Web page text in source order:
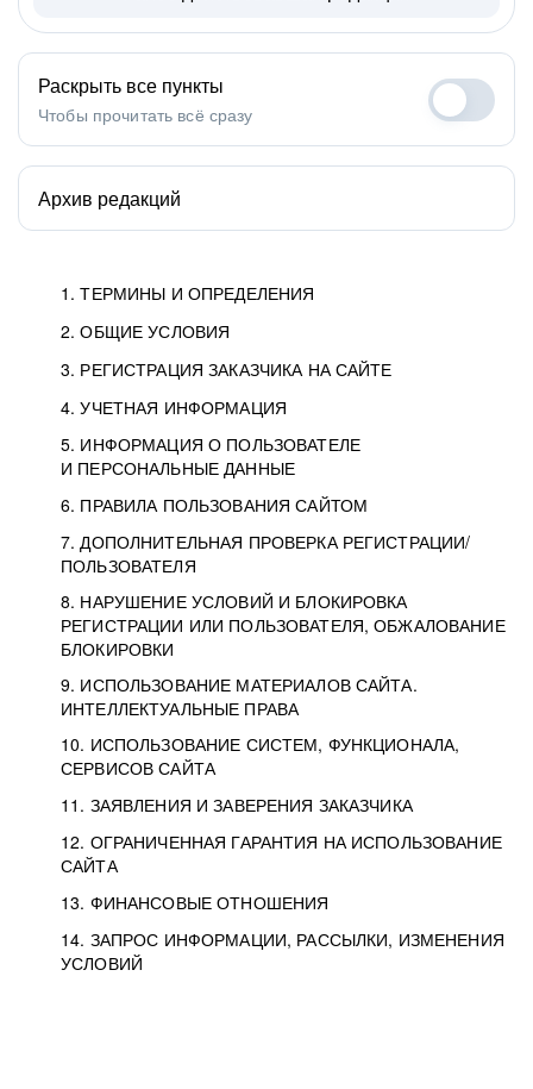
1. ТЕРМИНЫ И ОПРЕДЕЛЕНИЯ
2. ОБЩИЕ УСЛОВИЯ
3. РЕГИСТРАЦИЯ ЗАКАЗЧИКА НА САЙТЕ
4. УЧЕТНАЯ ИНФОРМАЦИЯ
5. ИНФОРМАЦИЯ О ПОЛЬЗОВАТЕЛЕ
И ПЕРСОНАЛЬНЫЕ ДАННЫЕ
6. ПРАВИЛА ПОЛЬЗОВАНИЯ САЙТОМ
7. ДОПОЛНИТЕЛЬНАЯ ПРОВЕРКА РЕГИСТРАЦИИ/
ПОЛЬЗОВАТЕЛЯ
8. НАРУШЕНИЕ УСЛОВИЙ И БЛОКИРОВКА
РЕГИСТРАЦИИ ИЛИ ПОЛЬЗОВАТЕЛЯ, ОБЖАЛОВАНИЕ
БЛОКИРОВКИ
9. ИСПОЛЬЗОВАНИЕ МАТЕРИАЛОВ САЙТА.
ИНТЕЛЛЕКТУАЛЬНЫЕ ПРАВА
10. ИСПОЛЬЗОВАНИЕ СИСТЕМ, ФУНКЦИОНАЛА,
СЕРВИСОВ САЙТА
11. ЗАЯВЛЕНИЯ И ЗАВЕРЕНИЯ ЗАКАЗЧИКА
12. ОГРАНИЧЕННАЯ ГАРАНТИЯ НА ИСПОЛЬЗОВАНИЕ
САЙТА
13. ФИНАНСОВЫЕ ОТНОШЕНИЯ
14. ЗАПРОС ИНФОРМАЦИИ, РАССЫЛКИ, ИЗМЕНЕНИЯ
УСЛОВИЙ
Раскрыть все пункты
Чтобы прочитать всё сразу
Архив редакций